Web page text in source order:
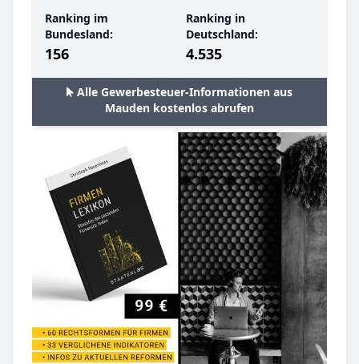
Ranking im
Bundesland:
156
Ranking in
Deutschland:
4.535
Alle Gewerbesteuer-Informationen aus
Mauden kostenlos abrufen